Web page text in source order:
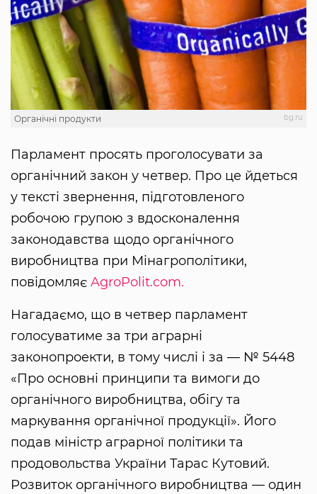
bg.ru
Органічні продукти
Парламент просять проголосувати за
органічний закон у четвер. Про це йдеться
у тексті звернення, підготовленого
робочою групою з вдосконалення
законодавства щодо органічного
виробництва при Мінагрополітики,
повідомляє AgroPolit.com.
Нагадаємо, що в четвер парламент
голосуватиме за три аграрні
законопроекти, в тому числі і за — № 5448
«Про основні принципи та вимоги до
органічного виробництва, обігу та
маркування органічної продукції». Його
подав міністр аграрної політики та
продовольства України Тарас Кутовий.
Розвиток органічного виробництва — один